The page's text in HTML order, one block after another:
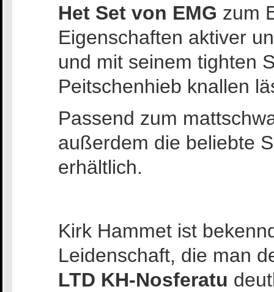
Het Set von EMG zum
Eigenschaften aktiver
und mit seinem tighten
Peitschenhieb knallen
Passend zum
außerdem die beliebte
erhältlich.
Kirk Hammet ist
Leidenschaft, die man
LTD KH-Nosferatu